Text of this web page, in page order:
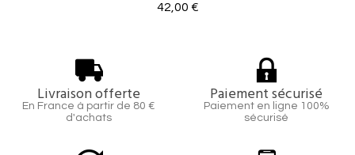
42,00 €
Livraison offerte
En France à partir de 80 €
d'achats
Paiement sécurisé
Paiement en ligne 100%
sécurisé